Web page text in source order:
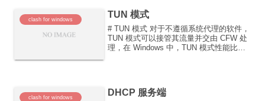
clash for windows TUN 模式
# TUN 模式 对于不遵循系统代理的软件，
TUN 模式可以接管其流量并交由 CFW 处
理，在 Windows 中，TUN 模式性能比
clash for windows DHCP 服务端